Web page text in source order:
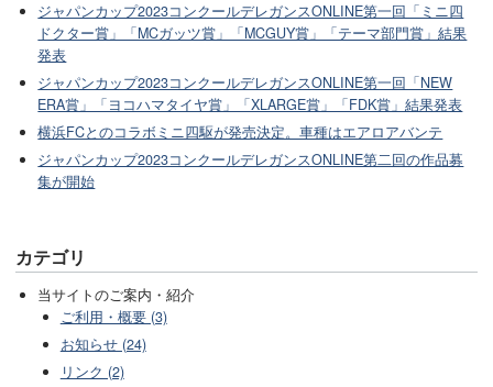
ジャパンカップ2023コンクールデレガンスONLINE第一回「ミニ四
ドクター賞」「MCガッツ賞」「MCGUY賞」「テーマ部門賞」結果
発表
ジャパンカップ2023コンクールデレガンスONLINE第一回「NEW
ERA賞」「ヨコハマタイヤ賞」「XLARGE賞」「FDK賞」結果発表
横浜FCとのコラボミニ四駆が発売決定。車種はエアロアバンテ
ジャパンカップ2023コンクールデレガンスONLINE第二回の作品募
集が開始
カテゴリ
当サイトのご案内・紹介
ご利用・概要 (3)
お知らせ (24)
リンク (2)